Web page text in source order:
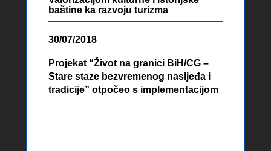
baštine ka razvoju turizma
30/07/2018
Projekat “Život na granici BiH/CG –
Stare staze bezvremenog nasljeđa i
tradicije” otpočeo s implementacijom